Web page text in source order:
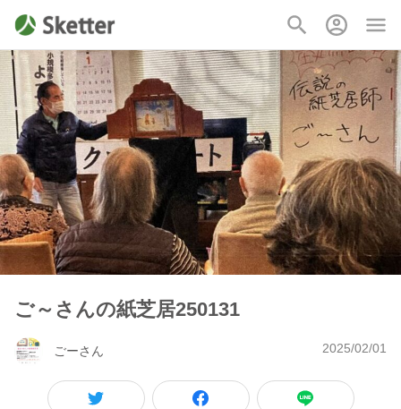
ご～さんの紙芝居250131
ごーさん 2025/02/01